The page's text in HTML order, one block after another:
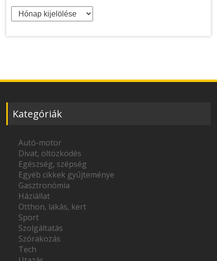
Archívum
Kategóriák
Autó-motor
Divat, öltözködés
Egészség, szépség
Egyéb cikkek gyűjteménye
Gasztronómia
Háziállat
Otthon, lakás, kert
Sport
Szolgáltatás
Szórakozás
Tech